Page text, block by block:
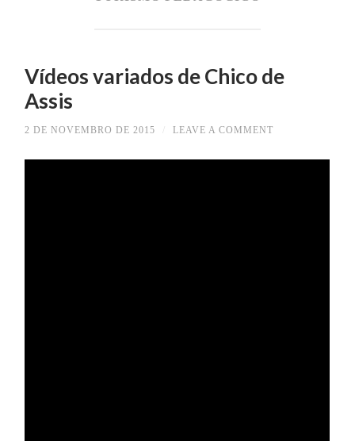
Vídeos variados de Chico de
Assis
2 DE NOVEMBRO DE 2015 LEAVE A COMMENT